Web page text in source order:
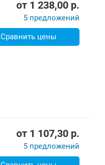
от 1 238,00 p.
5 предложений
Сравнить цены
от 1 107,30 p.
5 предложений